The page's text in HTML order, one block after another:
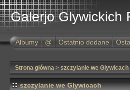
Galerjo Glywickich
Albumy @ Ostatnio dodane
Strona główna > szczylanie we Glywicach
szczylanie we Glywicach